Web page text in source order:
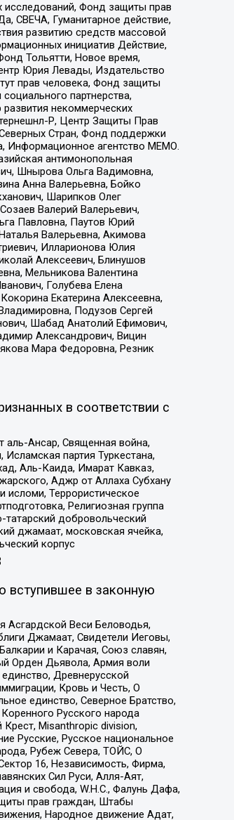
исследований, Фонд защиты прав
СВЕЧА, Гуманитарное действие,
развитию средств массовой
инициатив Действие,
Тольятти, Новое время,
Юрия Левады, Издательство
прав человека, Фонд защиты
партнерства,
некоммерческих
Р, Центр Защиты Прав
Стран, Фонд поддержки
Информационное агентство МЕМО.
антимонопольная
Шнырова Ольга Вадимовна,
Анна Валерьевна, Бойко
Шарипков Олег
Валерий Валерьевич,
Павловна, Паутов Юрий
Валерьевна, Акимова
Илларионова Юлия
Алексеевич, Блинушов
Мельникова Валентина
Голубева Елена
Екатерина Алексеевна,
Подузов Сергей
Шабад Анатолий Ефимович,
Александрович, Вицин
Мара Федоровна, Резник
в соответствии с
Ансар, Священная война,
партия Туркестана,
Аль-Каида, Имарат Кавказ,
Аджр от Аллаха Субхану
Террористическое
Религиозная группа
татарский добровольческий
джамаат, московская ячейка,
корпус
вступившее в законную
Асгардской Веси Беловодья,
Джамаат, Свидетели Иеговы,
и Карачая, Союз славян,
Орден Дьявола, Армия воли
Древнерусской
Кровь и Честь, О
единство, Северное Братство,
Русского народа
Misanthropic division,
Русские, Русское национальное
Рубеж Севера, ТОЙС, О
16, Независимость, Фирма,
Сил Руси, Алля-Аят,
и свобода, W.H.С., Фалунь Дафа,
прав граждан, Штабы
Народное движение Адат,